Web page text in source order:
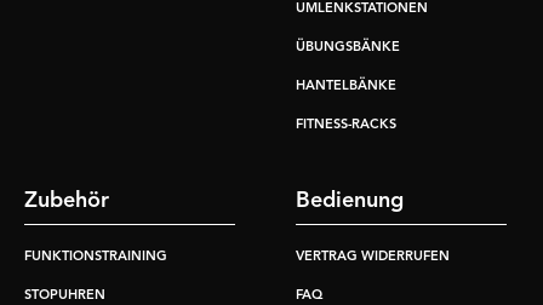
UMLENKSTATIONEN
ÜBUNGSBÄNKE
HANTELBÄNKE
FITNESS-RACKS
Zubehör
FUNKTIONSTRAINING
STOPUHREN
Bedienung
VERTRAG WIDERRUFEN
FAQ